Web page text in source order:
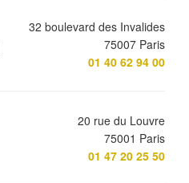
32 boulevard des Invalides
75007 Paris
01 40 62 94 00
20 rue du Louvre
75001 Paris
01 47 20 25 50